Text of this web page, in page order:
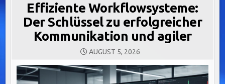
Effiziente Workflowsysteme:
Der Schlüssel zu erfolgreicher
Kommunikation und agiler
AUGUST 5, 2026